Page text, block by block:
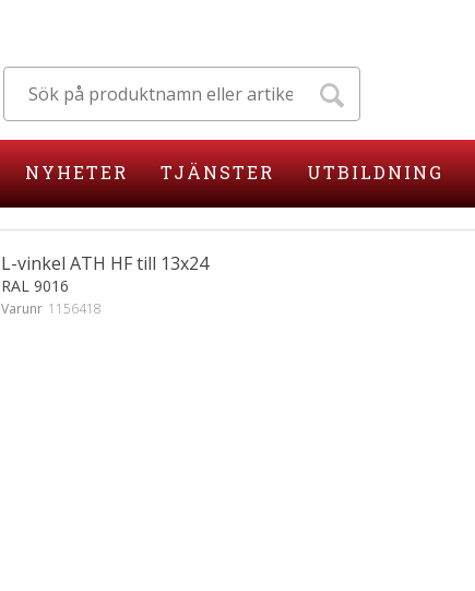
NYHETER TJÄNSTER UTBILDNING
L-vinkel ATH HF till 13x24
RAL 9016
Varunr 1156418